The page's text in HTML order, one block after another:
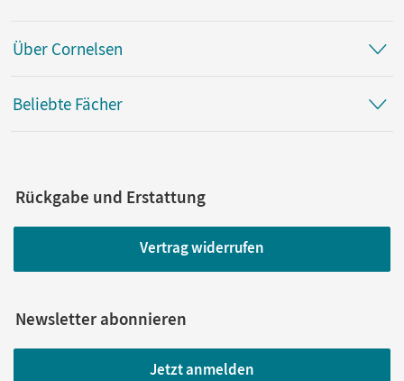
Über Cornelsen
Beliebte Fächer
Rückgabe und Erstattung
Vertrag widerrufen
Newsletter abonnieren
Jetzt anmelden